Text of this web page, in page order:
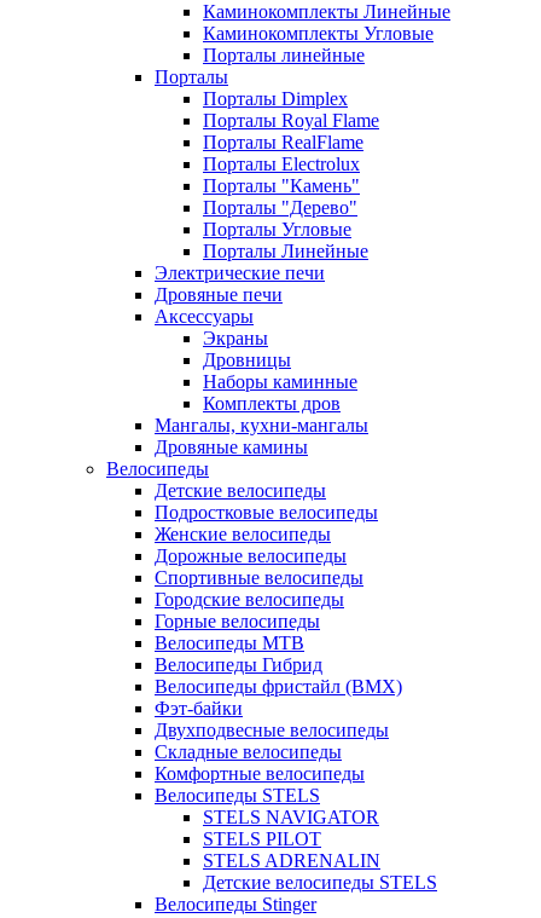
Каминокомплекты Линейные
Каминокомплекты Угловые
Порталы линейные
Порталы
Порталы Dimplex
Порталы Royal Flame
Порталы RealFlame
Порталы Electrolux
Порталы "Камень"
Порталы "Дерево"
Порталы Угловые
Порталы Линейные
Электрические печи
Дровяные печи
Аксессуары
Экраны
Дровницы
Наборы каминные
Комплекты дров
Мангалы, кухни-мангалы
Дровяные камины
Велосипеды
Детские велосипеды
Подростковые велосипеды
Женские велосипеды
Дорожные велосипеды
Спортивные велосипеды
Городские велосипеды
Горные велосипеды
Велосипеды MTB
Велосипеды Гибрид
Велосипеды фристайл (BMX)
Фэт-байки
Двухподвесные велосипеды
Складные велосипеды
Комфортные велосипеды
Велосипеды STELS
STELS NAVIGATOR
STELS PILOT
STELS ADRENALIN
Детские велосипеды STELS
Велосипеды Stinger